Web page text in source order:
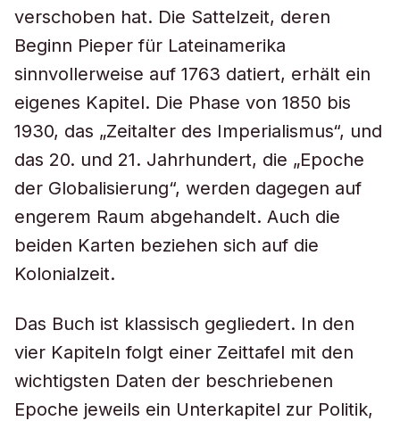
verschoben hat. Die Sattelzeit, deren
Beginn Pieper für Lateinamerika
sinnvollerweise auf 1763 datiert, erhält ein
eigenes Kapitel. Die Phase von 1850 bis
1930, das „Zeitalter des Imperialismus“, und
das 20. und 21. Jahrhundert, die „Epoche
der Globalisierung“, werden dagegen auf
engerem Raum abgehandelt. Auch die
beiden Karten beziehen sich auf die
Kolonialzeit.
Das Buch ist klassisch gegliedert. In den
vier Kapiteln folgt einer Zeittafel mit den
wichtigsten Daten der beschriebenen
Epoche jeweils ein Unterkapitel zur Politik,